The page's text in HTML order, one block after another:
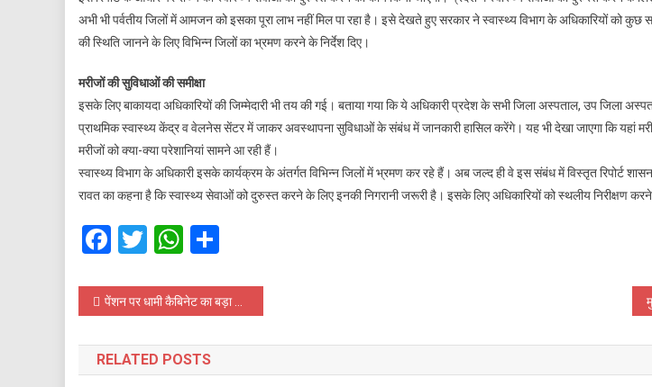
अभी भी पर्वतीय जिलों में आमजन को इसका पूरा लाभ नहीं मिल पा रहा है। इसे देखते हुए सरकार ने स्वास्थ्य विभाग के अधिकारियों को
की स्थिति जानने के लिए विभिन्न जिलों का भ्रमण करने के निर्देश दिए।
मरीजों की सुविधाओं की समीक्षा
इसके लिए बाकायदा अधिकारियों की जिम्मेदारी भी तय की गई। बताया गया कि ये अधिकारी प्रदेश के सभी जिला अस्पताल, उप जिला
प्राथमिक स्वास्थ्य केंद्र व वेलनेस सेंटर में जाकर अवस्थापना सुविधाओं के संबंध में जानकारी हासिल करेंगे। यह भी देखा जाएगा कि यहां
मरीजों को क्या-क्या परेशानियां सामने आ रही हैं।
स्वास्थ्य विभाग के अधिकारी इसके कार्यक्रम के अंतर्गत विभिन्न जिलों में भ्रमण कर रहे हैं। अब जल्द ही वे इस संबंध में विस्तृत रिपोर्ट
रावत का कहना है कि स्वास्थ्य सेवाओं को दुरुस्त करने के लिए इनकी निगरानी जरूरी है। इसके लिए अधिकारियों को स्थलीय निरीक्षण
Facebook
TwitterWhatsApp
Post
navigation
पेंशन पर धामी कैबिनेट का बड़ा फैसला, छह हजार से ज्यादा कर्मचारियों को मिलेगा पुरानी पेंशन का लाभ
RELATED POSTS